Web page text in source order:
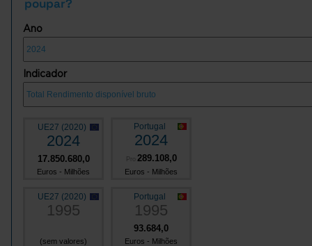
poupar?
Ano
Indicador
UE27 (2020)
2024
17.850.680,0
Euros - Milhões
Portugal
2024
289.108,0
Euros - Milhões
UE27 (2020)
1995
(sem valores)
Portugal
1995
93.684,0
Euros - Milhões